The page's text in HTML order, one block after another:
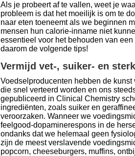
Als je probeert af te vallen, weet je
probleem is dat het moeilijk is om te
naar eten toeneemt als we beginnen
mensen hun calorie-inname niet
essentieel voor het behouden van
daarom de volgende tips!
Vermijd vet-, suiker- en
Voedselproducenten hebben de
die snel verteerd worden en ons
gepubliceerd in Clinical Chemistry
ingrediënten, zoals suiker en
veroorzaken. Wanneer we
feelgood-dopaminerespons in de
ondanks dat we helemaal geen
zijn de meest verslavende
popcorn, cheeseburgers, muffins,